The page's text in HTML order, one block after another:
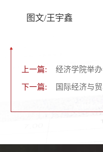
图文/王宇鑫
上一篇: 经济学院举办
下一篇: 国际经济与贸易系党支部